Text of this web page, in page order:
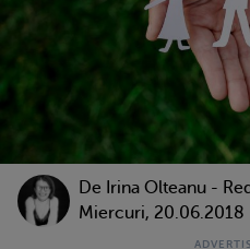
De Irina Olteanu -
Miercuri, 20.06.2018